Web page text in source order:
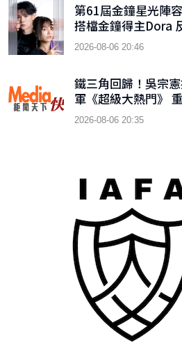
第61屆金鐘星光陣
搭檔金鐘得主Dora
檔木木
2026-08-06 20:46
鐵三角回歸！吳宗
軍《超級大熱門》
2026-08-06 20:35